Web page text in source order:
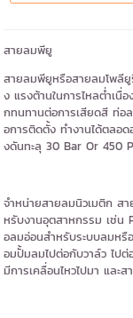
สายลมพียู
สายลมพียูหรือสายลมโพลี
ง แรงต้านในการไหลต่ำเนื่
กทนทานต่อการเสียดสี ท่อ
อการติดตั้ง ทำงานได้ตลอ
งดันทะลุ 30 Bar Or 450
จำหน่ายสายลมนิวเมติก ส
หรับงานอุตสาหกรรม เช่
อลมอ่อนสำหรับระบบลมหรื
อมปั้มลมไปต่อกับวาล์ว ไปต่
มีการเคลื่อนไหวไปมา และ